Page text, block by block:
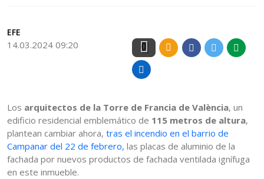
EFE
14.03.2024 09:20 0
Los arquitectos de la Torre de Francia de València, un
edificio residencial emblemático de 115 metros de altura,
plantean cambiar ahora, tras el incendio en el barrio de
Campanar del 22 de febrero, las placas de aluminio de la
fachada por nuevos productos de fachada ventilada ignífuga
en este inmueble.